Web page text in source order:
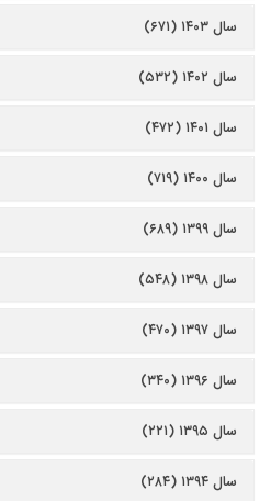
سال ۱۴۰۳ (۶۷۱)
سال ۱۴۰۲ (۵۳۲)
سال ۱۴۰۱ (۴۷۲)
سال ۱۴۰۰ (۷۱۹)
سال ۱۳۹۹ (۶۸۹)
سال ۱۳۹۸ (۵۴۸)
سال ۱۳۹۷ (۴۷۰)
سال ۱۳۹۶ (۳۴۰)
سال ۱۳۹۵ (۲۲۱)
سال ۱۳۹۴ (۲۸۴)